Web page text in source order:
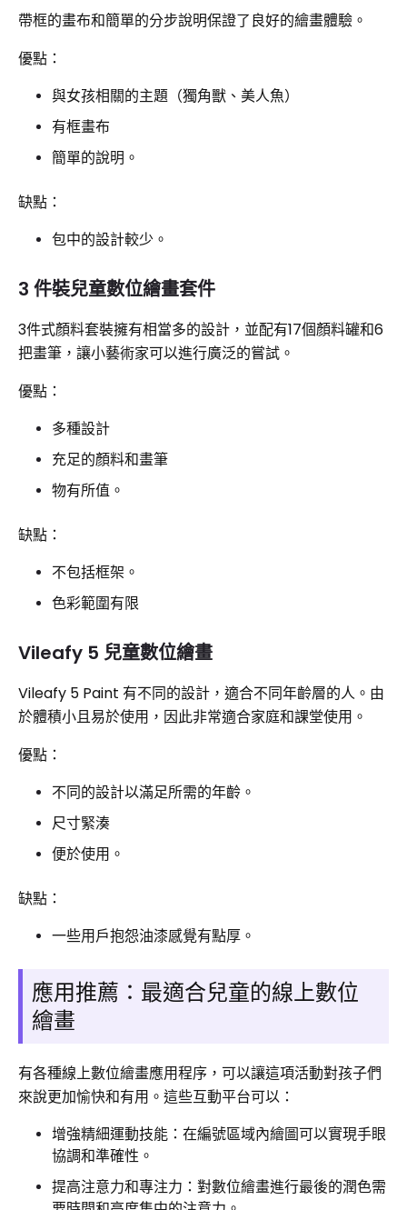
帶框的畫布和簡單的分步說明保證了良好的繪畫體驗。
優點：
與女孩相關的主題（獨角獸、美人魚）
有框畫布
簡單的說明。
缺點：
包中的設計較少。
3 件裝兒童數位繪畫套件
3件式顏料套裝擁有相當多的設計，並配有17個顏料罐和6
把畫筆，讓小藝術家可以進行廣泛的嘗試。
優點：
多種設計
充足的顏料和畫筆
物有所值。
缺點：
不包括框架。
色彩範圍有限
Vileafy 5 兒童數位繪畫
Vileafy 5 Paint 有不同的設計，適合不同年齡層的人。由
於體積小且易於使用，因此非常適合家庭和課堂使用。
優點：
不同的設計以滿足所需的年齡。
尺寸緊湊
便於使用。
缺點：
一些用戶抱怨油漆感覺有點厚。
應用推薦：最適合兒童的線上數位
繪畫
有各種線上數位繪畫應用程序，可以讓這項活動對孩子們
來說更加愉快和有用。這些互動平台可以：
增強精細運動技能：在編號區域內繪圖可以實現手眼
協調和準確性。
提高注意力和專注力：對數位繪畫進行最後的潤色需